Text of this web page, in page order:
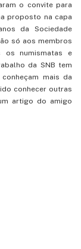
o convite para
proposto na capa
da Sociedade
só aos membros
os numismatas e
da SNB tem
mais da
conhecer outras
artigo do amigo